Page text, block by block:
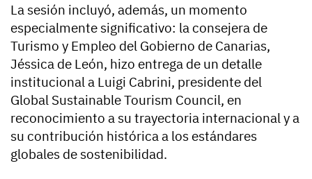
La sesión incluyó, además, un momento
especialmente significativo: la consejera de
Turismo y Empleo del Gobierno de Canarias,
Jéssica de León, hizo entrega de un detalle
institucional a Luigi Cabrini, presidente del
Global Sustainable Tourism Council, en
reconocimiento a su trayectoria internacional y a
su contribución histórica a los estándares
globales de sostenibilidad.